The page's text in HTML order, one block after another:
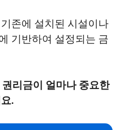
존에 설치된 시설이나
기반하여 설정되는 금
리금이 얼마나 중요한
.